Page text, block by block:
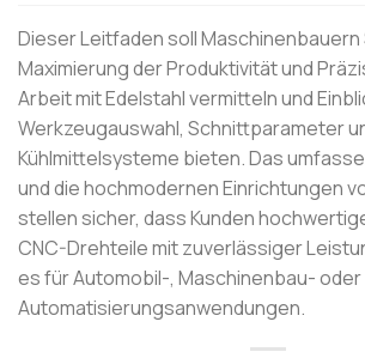
Dieser Leitfaden soll
Maximierung der Produktivität und
Arbeit mit Edelstahl vermitteln und
Werkzeugauswahl, Schnittparameter
Kühlmittelsysteme bieten. Das
und die hochmodernen Einrichtungen
stellen sicher, dass Kunden
CNC-Drehteile mit zuverlässiger
es für Automobil-, Maschinenbau- oder
Automatisierungsanwendungen.